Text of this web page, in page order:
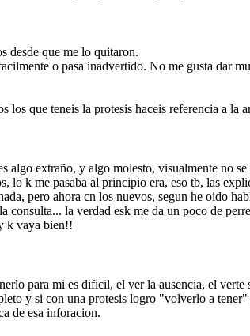
desde que me lo quitaron.
o pasa inadvertido. No me gusta dar
que teneis la protesis haceis referencia a la
algo extraño, y algo molesto, visualmente no
lo k me pasaba al principio era, eso tb, las
pero ahora cn los nuevos, segun he oido
la verdad esk me da un poco de
k vaya bien!!
para mi es dificil, el ver la ausencia, el
y si con una protesis logro "volverlo a
de esa inforacion.